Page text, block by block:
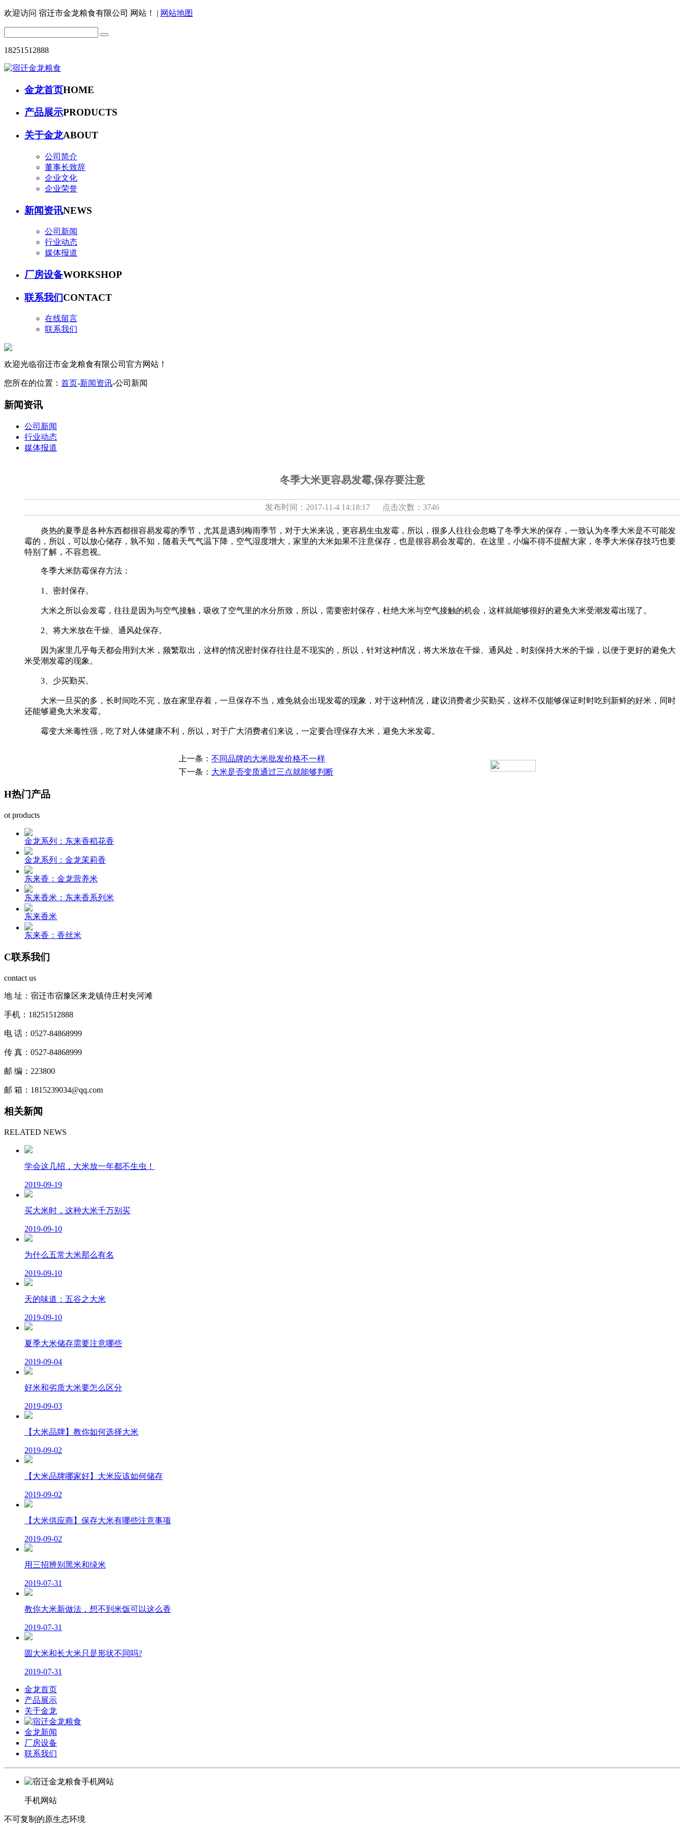
欢迎访问 宿迁市金龙粮食有限公司 网站！ | 网站地图
18251512888
金龙首页HOME
产品展示PRODUCTS
关于金龙ABOUT
公司简介
董事长致辞
企业文化
企业荣誉
新闻资讯NEWS
公司新闻
行业动态
媒体报道
厂房设备WORKSHOP
联系我们CONTACT
在线留言
联系我们
欢迎光临宿迁市金龙粮食有限公司 官方网站！
您所在的位置： 首页-新闻资讯-公司新闻
新闻资讯
公司新闻
行业动态
媒体报道
冬季大米更容易发霉,保存要注意
发布时间：2017-11-4 14:18:17 点击次数：3746
炎热的夏季是各种东西都很容易发霉的季节，尤其是遇到梅雨季节，对于大米来说，更容易生虫发霉，所以，很多人往往会忽略了冬季大米的保存，一致认为冬季大米是不可能发
霉的，所以，可以放心储存，孰不知，随着天气气温下降，空气湿度增大，家里的大米如果不注意保存，也是很容易会发霉的。在这里，小编不得不提醒大家，冬季大米保存技巧也要
特别了解，不容忽视。
冬季大米防霉保存方法：
1、密封保存。
大米之所以会发霉，往往是因为与空气接触，吸收了空气里的水分所致，所以，需要密封保存，杜绝大米与空气接触的机会，这样就能够很好的避免大米受潮发霉出现了。
2、将大米放在干燥、通风处保存。
因为家里几乎每天都会用到大米，频繁取出，这样的情况密封保存往往是不现实的，所以，针对这种情况，将大米放在干燥、通风处，时刻保持大米的干燥，以便于更好的避免大
米受潮发霉的现象。
3、少买勤买。
大米一旦买的多，长时间吃不完，放在家里存着，一旦保存不当，难免就会出现发霉的现象，对于这种情况，建议消费者少买勤买，这样不仅能够保证时时吃到新鲜的好米，同时
还能够避免大米发霉。
霉变大米毒性强，吃了对人体健康不利，所以，对于广大消费者们来说，一定要合理保存大米，避免大米发霉。
上一条： 不同品牌的大米批发价格不一样
下一条： 大米是否变质通过三点就能够判断
H热门产品
ot products
金龙系列：东来香稻花香
金龙系列：金龙茉莉香
东来香：金龙营养米
东来香米：东来香系列米
东来香米
东来香：香丝米
C联系我们
contact us
地 址：宿迁市宿豫区来龙镇侍庄村夹河滩
手机：18251512888
电 话：0527-84868999
传 真：0527-84868999
邮 编：223800
邮 箱：1815239034@qq.com
相关新闻
RELATED NEWS
学会这几招，大米放一年都不生虫！
2019-09-19
买大米时，这种大米千万别买
2019-09-10
为什么五常大米那么有名
2019-09-10
天的味道：五谷之大米
2019-09-10
夏季大米储存需要注意哪些
2019-09-04
好米和劣质大米要怎么区分
2019-09-03
【大米品牌】教你如何选择大米
2019-09-02
【大米品牌哪家好】大米应该如何储存
2019-09-02
【大米供应商】保存大米有哪些注意事项
2019-09-02
用三招辨别黑米和绿米
2019-07-31
教你大米新做法，想不到米饭可以这么香
2019-07-31
圆大米和长大米只是形状不同吗?
2019-07-31
金龙首页
产品展示
关于金龙
金龙新闻
厂房设备
联系我们
手机网站
不可复制的原生态环境